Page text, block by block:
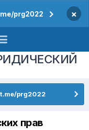
prg2022 ×
prg2022
прав